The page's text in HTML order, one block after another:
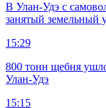
В Улан-Удэ с
занятый земельный
15:29
800 тонн щебня
Улан-Удэ
15:15